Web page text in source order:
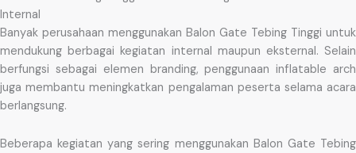
Internal
Banyak perusahaan menggunakan Balon Gate Tebing Tinggi untuk
mendukung berbagai kegiatan internal maupun eksternal. Selain
berfungsi sebagai elemen branding, penggunaan inflatable arch
juga membantu meningkatkan pengalaman peserta selama acara
berlangsung.
Beberapa kegiatan yang sering menggunakan Balon Gate Tebing